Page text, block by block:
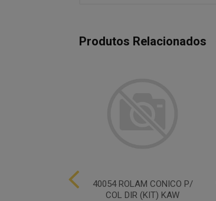
Produtos Relacionados
40054 ROLAM CONICO P/
COL DIR (KIT) KAW